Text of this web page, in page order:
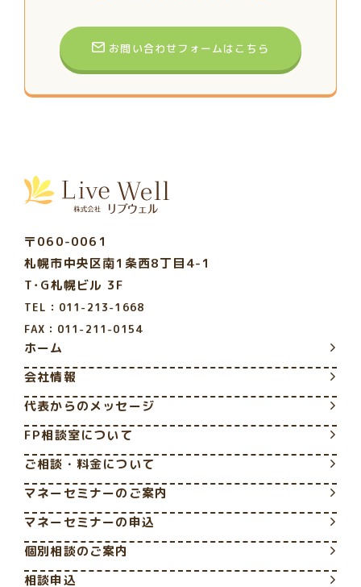
お問い合わせフォームはこちら
〒060-0061
札幌市中央区南1条西8丁目4-1
T･G札幌ビル 3F
TEL：011-213-1668
FAX：011-211-0154
ホーム
会社情報
代表からのメッセージ
FP相談室について
ご相談・料金について
マネーセミナーのご案内
マネーセミナーの申込
個別相談のご案内
相談申込